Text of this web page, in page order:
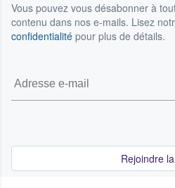
Vous pouvez vous désabonner à
contenu dans nos e-mails. Lisez
confidentialité pour plus de détails.
Rejoindre